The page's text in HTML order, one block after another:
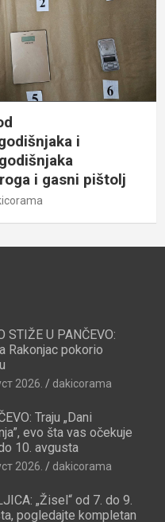
i
i gasni pištolj
STIŽE U PANČEVO:
Rakonjac pokorio
2026. dakicorama
Traju „Dani
evo šta vas očekuje
10. avgusta
2026. dakicorama
„Žisel“ od 7. do 9.
pogledajte kompletan